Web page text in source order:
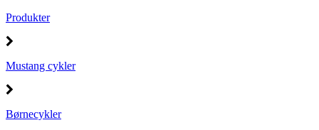
Produkter
Mustang cykler
Børnecykler